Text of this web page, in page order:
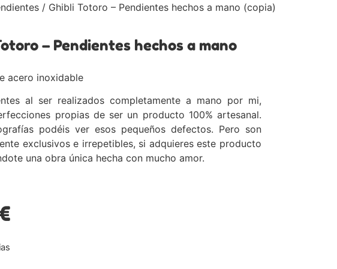
/ Ghibli Totoro – Pendientes hechos a mano (copia)
– Pendientes hechos a mano
acero inoxidable
al ser realizados completamente a mano por mi,
propias de ser un producto 100% artesanal.
podéis ver esos pequeños defectos. Pero son
exclusivos e irrepetibles, si adquieres este producto
una obra única hecha con mucho amor.